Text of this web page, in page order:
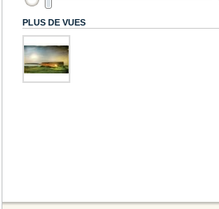
PLUS DE VUES